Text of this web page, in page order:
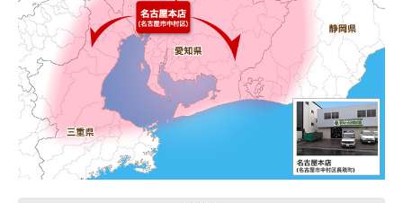
期待通りにきちんと対応してもらえました。
【注文からどのくらいで届きましたか？】
工事日を自分から発注の2週間先にしていたので、
遅れることもなく予定通りに工事前に到着。
【その他感想・コメント】
保証書に添付する工事店の証明もきちんと対応し